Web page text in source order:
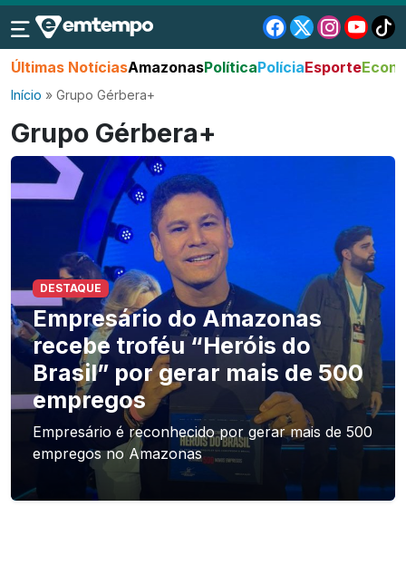
Últimas NotíciasAmazonasPolíticaPolíciaEsporte
Início » Grupo Gérbera+
Grupo Gérbera+
DESTAQUE
Empresário do Amazonas
recebe troféu “Heróis do
Brasil” por gerar mais de 500
empregos
Empresário é reconhecido por gerar mais de 500
empregos no Amazonas